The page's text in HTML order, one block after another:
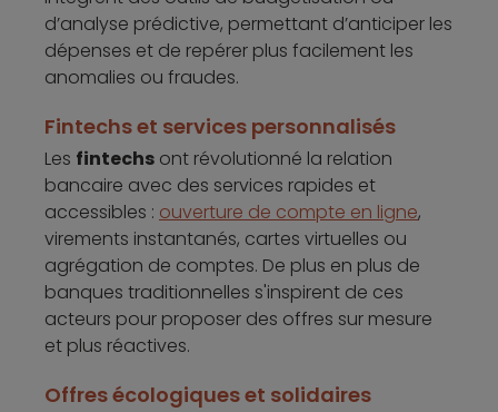
d’analyse prédictive, permettant d’anticiper les
dépenses et de repérer plus facilement les
anomalies ou fraudes.
Fintechs et services personnalisés
Les fintechs ont révolutionné la relation
bancaire avec des services rapides et
accessibles : ouverture de compte en ligne,
virements instantanés, cartes virtuelles ou
agrégation de comptes. De plus en plus de
banques traditionnelles s'inspirent de ces
acteurs pour proposer des offres sur mesure
et plus réactives.
Offres écologiques et solidaires